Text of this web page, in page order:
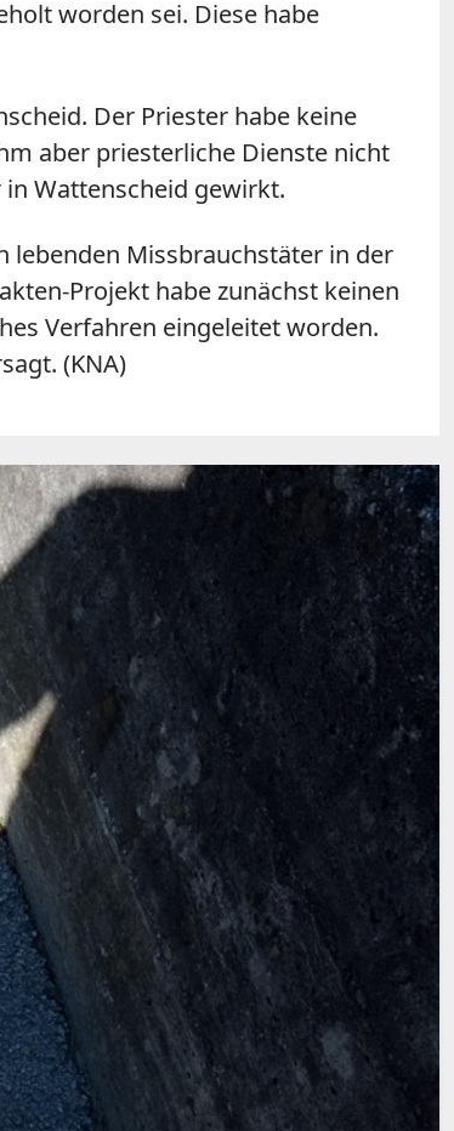
worden sei. Diese habe
Der Priester habe keine
aber priesterliche Dienste nicht
in Wattenscheid gewirkt.
lebenden Missbrauchstäter in der
Projekt habe zunächst keinen
Verfahren eingeleitet worden.
(KNA)